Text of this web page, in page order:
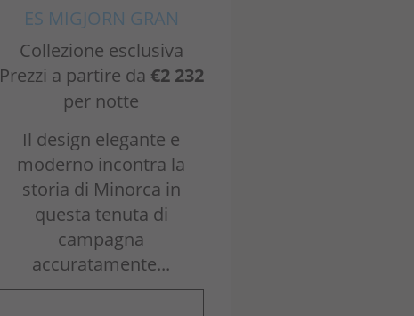
ES MIGJORN GRAN
Collezione esclusiva
Prezzi a partire da €2 232
per notte
Il design elegante e
moderno incontra la
storia di Minorca in
questa tenuta di
campagna
accuratamente...